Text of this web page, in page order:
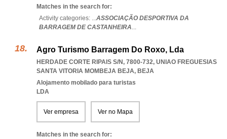
Matches in the search for:
Activity categories: ...ASSOCIAÇÃO DESPORTIVA DA
BARRAGEM DE CASTANHEIRA...
Agro Turismo Barragem Do Roxo, Lda
HERDADE CORTE RIPAIS S/N, 7800-732, UNIAO FREGUESIAS
SANTA VITORIA MOMBEJA BEJA, BEJA
Alojamento mobilado para turistas
LDA
Ver empresa Ver no Mapa
Matches in the search for: